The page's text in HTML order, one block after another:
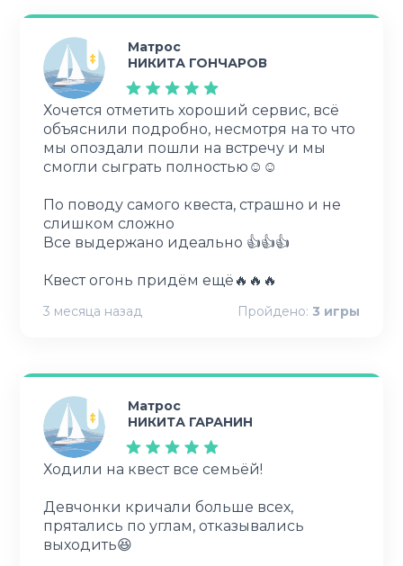
Матрос
НИКИТА ГОНЧАРОВ
Хочется отметить хороший сервис, всё
объяснили подробно, несмотря на то что
мы опоздали пошли на встречу и мы
смогли сыграть полностью☺☺
По поводу самого квеста, страшно и не
слишком сложно
Все выдержано идеально 👍👍👍
Квест огонь придём ещё🔥🔥🔥
3 месяца назад Пройдено: 3 игры
Матрос
НИКИТА ГАРАНИН
Ходили на квест все семьёй!
Девчонки кричали больше всех,
прятались по углам, отказывались
выходить😆